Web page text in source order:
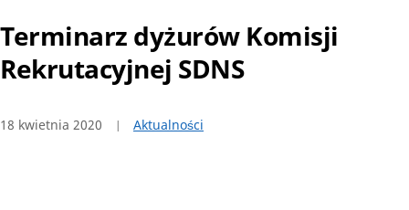
Terminarz dyżurów Komisji
Rekrutacyjnej SDNS
18 kwietnia 2020 Aktualności